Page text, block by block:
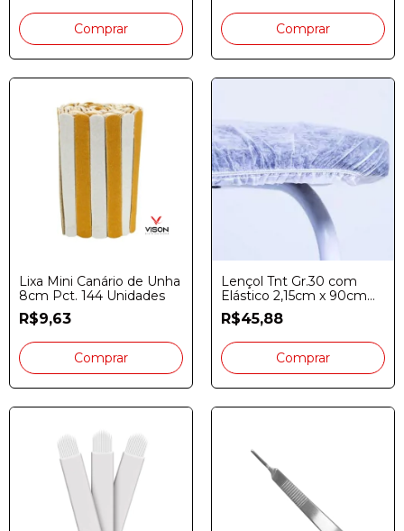
Lixa Mini Canário de Unha
8cm Pct. 144 Unidades
R$9,63
Lençol Tnt Gr.30 com
Elástico 2,15cm x 90cm
Pct. 10 Unidades
R$45,88